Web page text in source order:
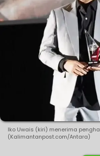
Iko Uwais (kiri) menerima
(Kalimantanpost.com/Antara)